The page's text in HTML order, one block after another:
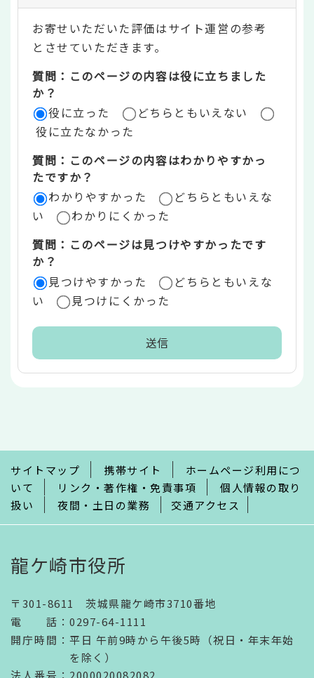
テ
ン
ツ
評
価
リ
ア
お寄せいただいた評価はサイト運営の参考
とさせていただきます。
質問：このページの内容は役に立ちました
か？
役に立った
どちらともいえない
役に立たなかった
質問：このページの内容はわかりやすかっ
たですか？
わかりやすかった
どちらともいえな
い
わかりにくかった
質問：このページは見つけやすかったです
か？
見つけやすかった
どちらともいえな
い
見つけにくかった
で
サイトマップ 携帯サイト
ホームページ利用につ
いて
リンク・著作権・免責事項
個人情報の取り
扱い
夜間・土日の業務 交通アクセス
龍ケ崎市役所
〒301-8611 茨城県龍ケ崎市3710番地
電話 ： 0297-64-1111
開庁時間 ： 平日 午前9時から午後5時（祝日・年末年始
を除く）
法人番号 ：2000020082082